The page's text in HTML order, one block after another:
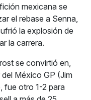
mexicana se
el rebase a Senna,
la explosión de
la carrera.
se convirtió en,
México GP (Jim
fue otro 1-2 para